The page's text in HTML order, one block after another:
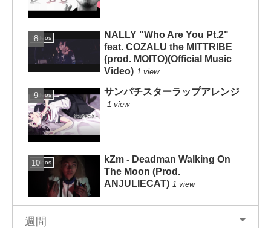
Videos
NALLY "Who Are You Pt.2"
feat. COZALU the MITTRIBE
(prod. MOITO)(Official Music
Video) 1 view
Videos サンパチスターラップアレンジ
1 view
Videos
kZm - Deadman Walking On
The Moon (Prod.
ANJULIECAT) 1 view
週間